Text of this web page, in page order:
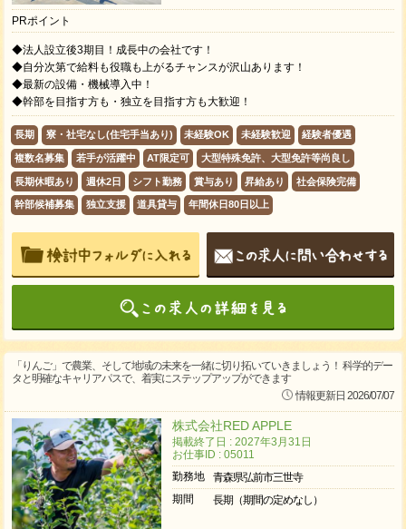
PRポイント
◆法人設立後3期目！成長中の会社です！
◆自分次第で給料も役職も上がるチャンスが沢山あります！
◆最新の設備・機械導入中！
◆幹部を目指す方も・独立を目指す方も大歓迎！
長期 寮・社宅なし(住宅手当あり) 未経験OK 未経験歓迎 経験者優遇
複数名募集 若手が活躍中 AT限定可 大型特殊免許、大型免許等尚良し
長期休暇あり 週休2日 シフト勤務 賞与あり 昇給あり 社会保険完備
幹部候補募集 独立支援 道具貸与 年間休日80日以上
「りんご」で農業、そして地域の未来を一緒に切り拓いていきましょう！ 科学的デー
タと明確なキャリアパスで、着実にステップアップができます
情報更新日 2026/07/07
株式会社RED APPLE
掲載終了日 : 2027年3月31日
お仕事ID : 05011
勤務地
青森県弘前市三世寺
期間
長期（期間の定めなし）